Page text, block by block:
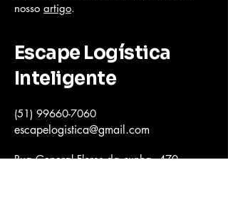
nosso artigo.
Escape Logística
Inteligente
(51) 99660-7060
escapelogistica@gmail.com
Rua General Flores da cunha, 470 -